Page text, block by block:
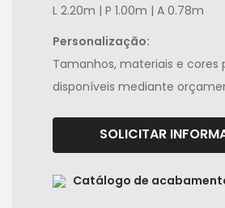
L 2.20m | P 1.00m | A 0.78m
Personalização:
Tamanhos, materiais e cores
disponíveis mediante
SOLICITAR
Catálogo de